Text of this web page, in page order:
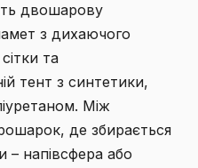
двошарову
з дихаючого
та
тент з синтетики,
Між
де збирається
– напівсфера або